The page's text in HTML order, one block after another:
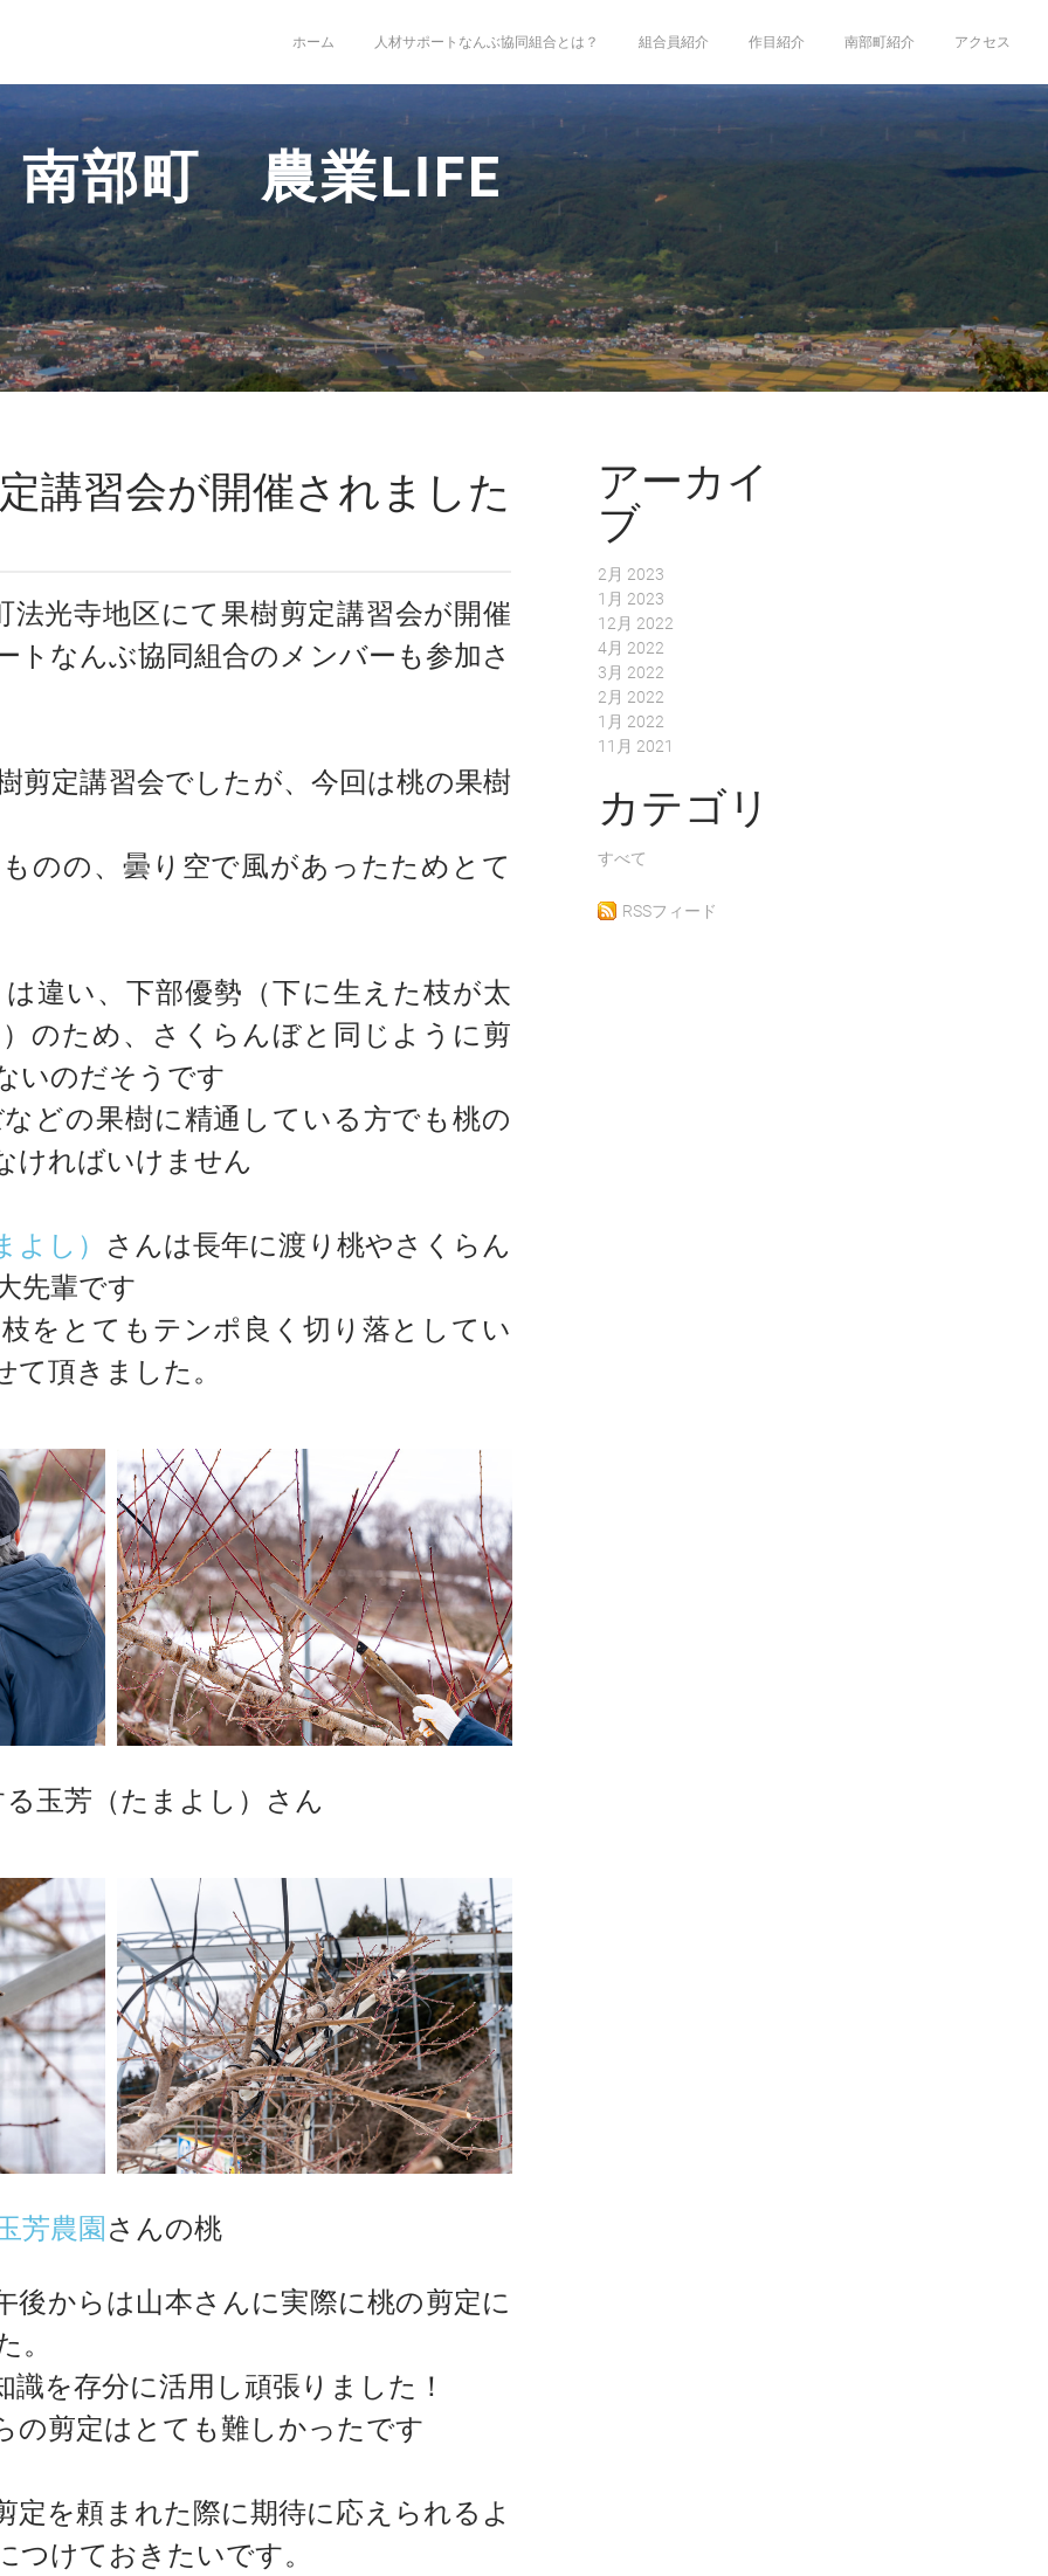
ホーム 人材サポートなんぶ協同組合とは？ 組合員紹介 作目紹介 南部町紹介 アクセス
講習会が開催されました
法光寺地区にて果樹剪定講習会が開催
トなんぶ協同組合のメンバーも参加さ
剪定講習会でしたが、今回は桃の果樹
のの、曇り空で風があったためとて
違い、下部優勢（下に生えた枝が太
のため、さくらんぼと同じように剪
いのだそうです
どの果樹に精通している方でも桃の
ければいけません
よし）
さんは長年に渡り桃やさくらん
先輩です
をとてもテンポ良く切り落としてい
頂きました。
玉芳（たまよし）さん
芳農園 さんの桃
後からは山本さんに実際に桃の剪定に
。
を存分に活用し頑張りました！
の剪定はとても難しかったです
定を頼まれた際に期待に応えられるよ
つけておきたいです。
アーカイ
ブ
2月 2023
1月 2023
12月 2022
4月 2022
3月 2022
2月 2022
1月 2022
11月 2021
カテゴリ
すべて
RSSフィード